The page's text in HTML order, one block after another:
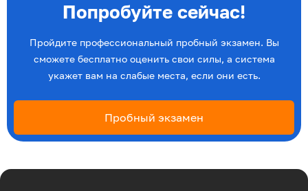
Попробуйте сейчас!
Пройдите профессиональный пробный экзамен. Вы
сможете бесплатно оценить свои силы, а система
укажет вам на слабые места, если они есть.
Пробный экзамен